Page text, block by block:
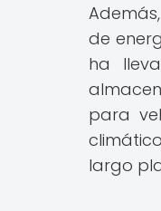
de
ha
para
largo